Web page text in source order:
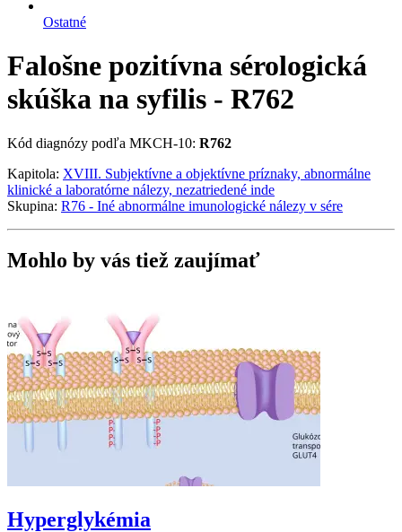
Ostatné
Falošne pozitívna sérologická
skúška na syfilis - R762
Kód diagnózy podľa MKCH-10: R762
Kapitola: XVIII. Subjektívne a objektívne príznaky, abnormálne
klinické a laboratórne nálezy, nezatriedené inde
Skupina: R76 - Iné abnormálne imunologické nálezy v sére
Mohlo by vás tiež zaujímať
Hyperglykémia